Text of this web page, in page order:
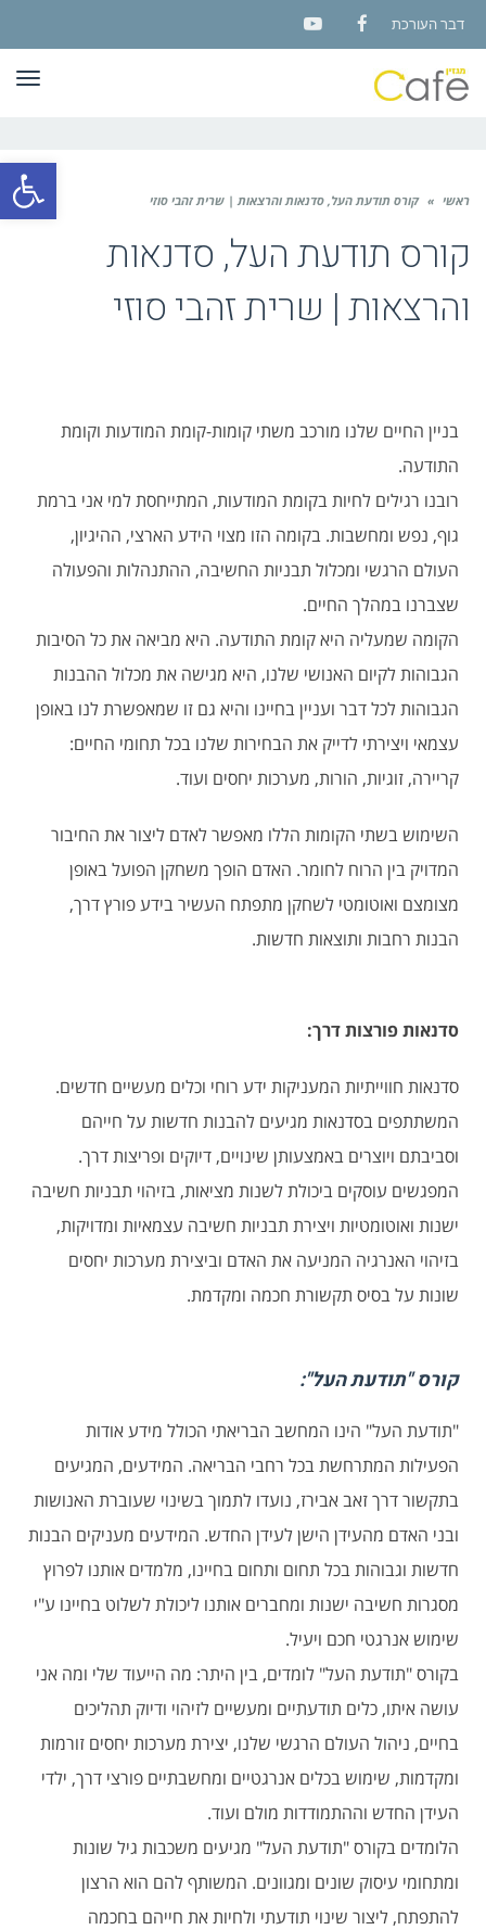
פתח
דבר העורכת
Facebook
YouTube
ראשי » קורס תודעת העל, סדנאות והרצאות | שרית זהבי סוזי
קורס תודעת העל, סדנאות
והרצאות | שרית זהבי סוזי
בניין החיים שלנו מורכב משתי קומות-קומת המודעות וקומת
התודעה.
רובנו רגילים לחיות בקומת המודעות, המתייחסת למי אני ברמת
גוף, נפש ומחשבות. בקומה הזו מצוי הידע הארצי, ההיגיון,
העולם הרגשי ומכלול תבניות החשיבה, ההתנהלות והפעולה
שצברנו במהלך החיים.
הקומה שמעליה היא קומת התודעה. היא מביאה את כל הסיבות
הגבוהות לקיום האנושי שלנו, היא מגישה את מכלול ההבנות
הגבוהות לכל דבר ועניין בחיינו והיא גם זו שמאפשרת לנו באופן
עצמאי ויצירתי לדייק את הבחירות שלנו בכל תחומי החיים:
קריירה, זוגיות, הורות, מערכות יחסים ועוד.
השימוש בשתי הקומות הללו מאפשר לאדם ליצור את החיבור
המדויק בין הרוח לחומר. האדם הופך משחקן הפועל באופן
מצומצם ואוטומטי לשחקן מתפתח העשיר בידע פורץ דרך,
הבנות רחבות ותוצאות חדשות.
סדנאות פורצות דרך:
סדנאות חווייתיות המעניקות ידע רוחי וכלים מעשיים חדשים.
המשתתפים בסדנאות מגיעים להבנות חדשות על חייהם
וסביבתם ויוצרים באמצעותן שינויים, דיוקים ופריצות דרך.
המפגשים עוסקים ביכולת לשנות מציאות, בזיהוי תבניות חשיבה
ישנות ואוטומטיות ויצירת תבניות חשיבה עצמאיות ומדויקות,
בזיהוי האנרגיה המניעה את האדם וביצירת מערכות יחסים
שונות על בסיס תקשורת חכמה ומקדמת.
קורס "תודעת העל":
"תודעת העל" הינו המחשב הבריאתי הכולל מידע אודות
הפעילות המתרחשת בכל רחבי הבריאה. המידעים, המגיעים
בתקשור דרך זאב אבירז, נועדו לתמוך בשינוי שעוברת האנושות
ובני האדם מהעידן הישן לעידן החדש. המידעים מעניקים הבנות
חדשות וגבוהות בכל תחום ותחום בחיינו, מלמדים אותנו לפרוץ
מסגרות חשיבה ישנות ומחברים אותנו ליכולת לשלוט בחיינו ע"י
שימוש אנרגטי חכם ויעיל.
בקורס "תודעת העל" לומדים, בין היתר: מה הייעוד שלי ומה אני
עושה איתו, כלים תודעתיים ומעשיים לזיהוי ודיוק תהליכים
בחיים, ניהול העולם הרגשי שלנו, יצירת מערכות יחסים זורמות
ומקדמות, שימוש בכלים אנרגטיים ומחשבתיים פורצי דרך, ילדי
העידן החדש וההתמודדות מולם ועוד.
הלומדים בקורס "תודעת העל" מגיעים משכבות גיל שונות
ומתחומי עיסוק שונים ומגוונים. המשותף להם הוא הרצון
להתפתח, ליצור שינוי תודעתי ולחיות את חייהם בחכמה